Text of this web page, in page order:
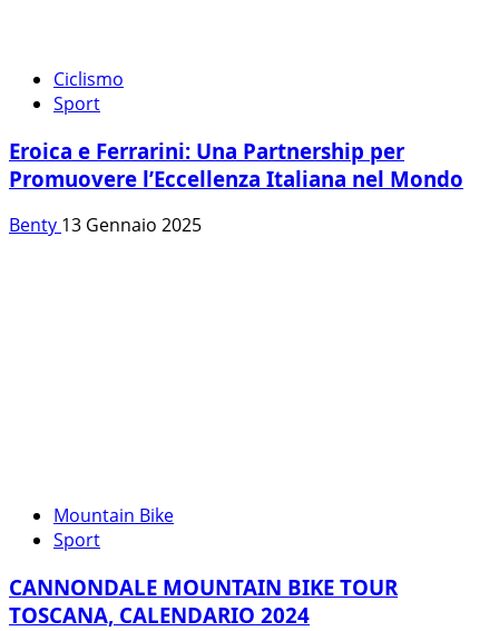
Ciclismo
Sport
Eroica e Ferrarini: Una Partnership per
Promuovere l’Eccellenza Italiana nel Mondo
Benty 13 Gennaio 2025
Mountain Bike
Sport
CANNONDALE MOUNTAIN BIKE TOUR
TOSCANA, CALENDARIO 2024